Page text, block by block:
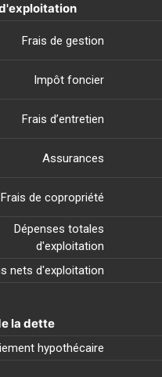
Frais de gestion
Impôt foncier
Frais d’entretien
Assurances
Frais de copropriété
Dépenses totales
d'exploitation
nets d'exploitation
la dette
hypothécaire